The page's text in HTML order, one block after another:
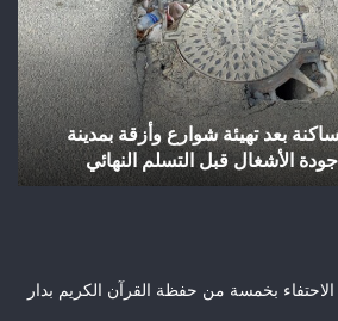
رأس أجيري يحقق إنجازاً تاريخياً
هواة ويتوج بطلاً لعصبة فاس مكناس
الاحتفاء بخمسة من حفظة القرآن الكريم بدار